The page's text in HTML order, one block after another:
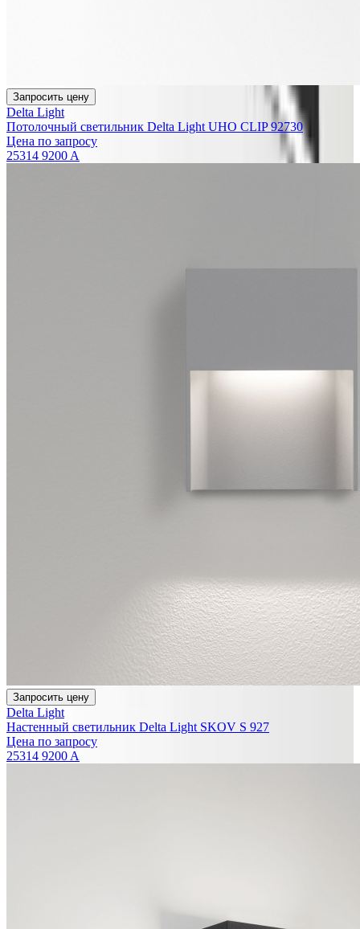
Запросить цену
Delta Light
Потолочный светильник Delta Light UHO CLIP 92730
Цена по запросу
25314 9200 A
Запросить цену
Delta Light
Настенный светильник Delta Light SKOV S 927
Цена по запросу
25314 9200 A